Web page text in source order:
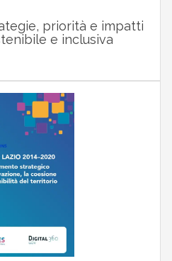
priorità e impatti
e inclusiva